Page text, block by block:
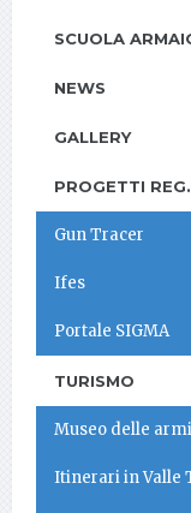
SCUOLA
NEWS
GALLERY
PROGETTI
Gun Tracer
Ifes
Portale SIGMA
TURISMO
Museo delle armi
Itinerari in Valle